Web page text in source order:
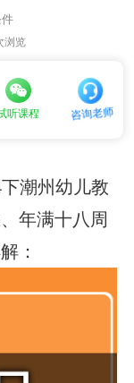
浏览
听课程 咨询老师
潮州幼儿教
年满十八周
：